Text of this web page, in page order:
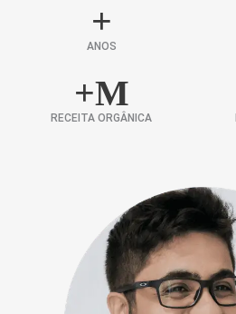
+
ANOS
+M
RECEITA ORGÂNICA